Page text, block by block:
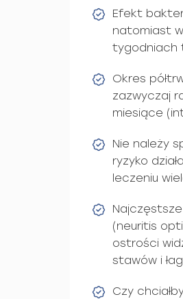
Efekt
natomiast
tygodniach
Okres
zazwyczaj
miesiące
Nie należy
ryzyko
leczeniu
(neuritis
ostrości
stawów i
Czy